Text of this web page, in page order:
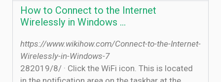
How to Connect to the Internet
Wirelessly in Windows …
https://www.wikihow.com/Connect-to-the-Internet-
Wirelessly-in-Windows-7
28‏‏/8‏‏/2019 · Click the WiFi icon. This is located